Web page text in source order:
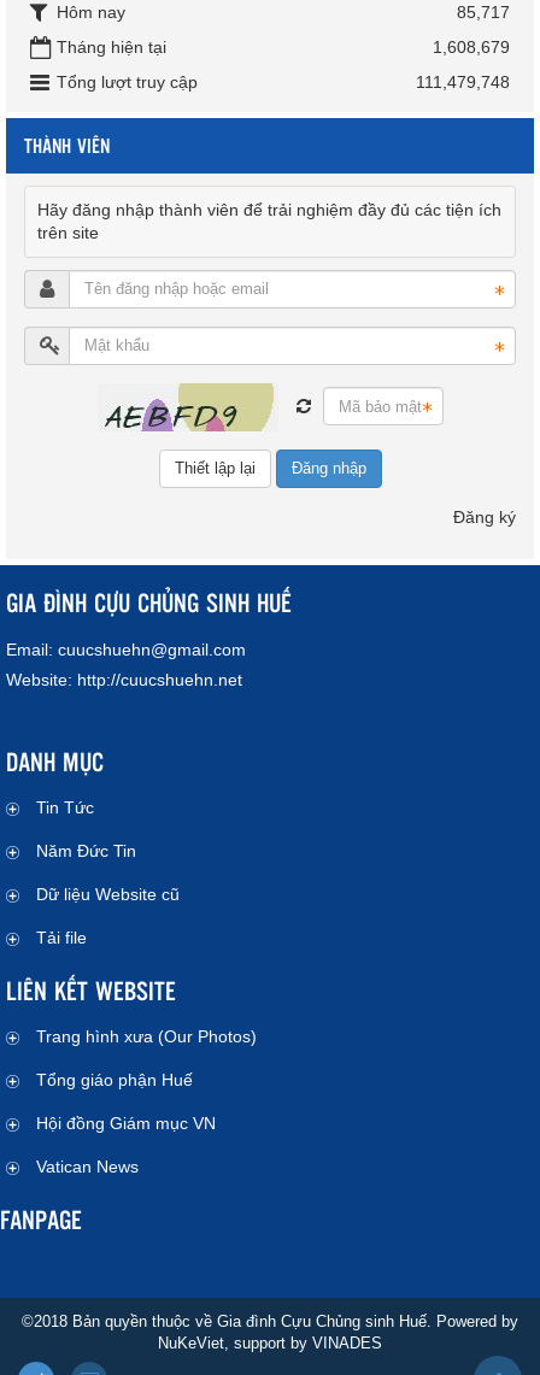
Hôm nay
85,717
Tháng hiện tại
1,608,679
Tổng lượt truy cập
111,479,748
THÀNH VIÊN
Hãy đăng nhập thành viên để trải nghiệm đầy đủ các tiện ích
trên site
Đăng nhập
Đăng ký
GIA ĐÌNH CỰU CHỦNG SINH HUẾ
Email: cuucshuehn@gmail.com
Website: http://cuucshuehn.net
DANH MỤC
Tin Tức
Năm Đức Tin
Dữ liệu Website cũ
Tải file
LIÊN KẾT WEBSITE
Trang hình xưa (Our Photos)
Tổng giáo phận Huế
Hội đồng Giám mục VN
Vatican News
FANPAGE
©2018 Bản quyền thuộc về Gia đình Cựu Chủng sinh Huế. Powered by
NuKeViet , support by VINADES